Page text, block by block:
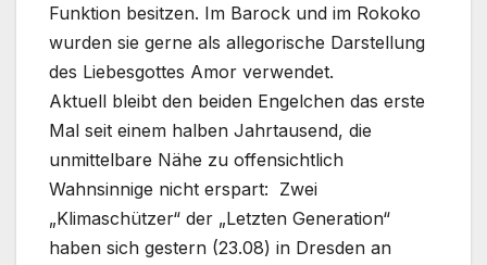
Funktion besitzen. Im Barock und im Rokoko
wurden sie gerne als allegorische Darstellung
des Liebesgottes Amor verwendet.
Aktuell bleibt den beiden Engelchen das erste
Mal seit einem halben Jahrtausend, die
unmittelbare Nähe zu offensichtlich
Wahnsinnige nicht erspart: Zwei
„Klimaschützer“ der „Letzten Generation“
haben sich gestern (23.08) in Dresden an